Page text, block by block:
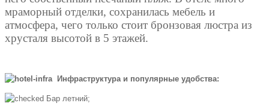
мраморный отделки, сохранилась мебель и
атмосфера, чего только стоит бронзовая люстра из
хрусталя высотой в 5 этажей.
Инфраструктура и популярные удобства:
Бар летний;